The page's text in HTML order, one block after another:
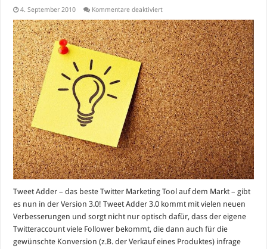
4. September 2010 Kommentare deaktiviertfür
Adder
3
ist
da
–
Viele
neue
Follower
bekommen!
Tweet Adder – das beste Twitter Marketing Tool auf dem Markt – gibt
es nun in der Version 3.0! Tweet Adder 3.0 kommt mit vielen neuen
Verbesserungen und sorgt nicht nur optisch dafür, dass der eigene
Twitteraccount viele Follower bekommt, die dann auch für die
gewünschte Konversion (z.B. der Verkauf eines Produktes) infrage